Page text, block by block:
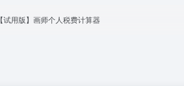
【试用版】画师个人税费计算器